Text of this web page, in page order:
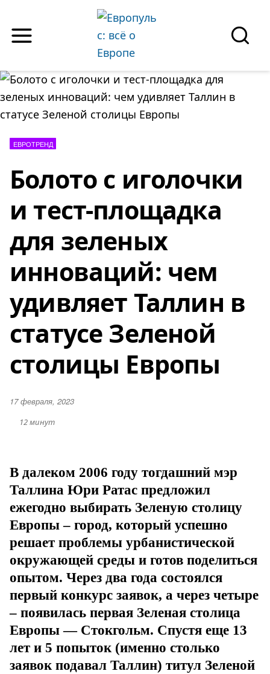
content
ЕВРОТРЕНД
Болото с иголочки
и тест-площадка
для зеленых
инноваций: чем
удивляет Таллин в
статусе Зеленой
столицы Европы
17 февраля, 2023
12 минут
В далеком 2006 году тогдашний мэр
Таллина Юри Ратас предложил
ежегодно выбирать Зеленую столицу
Европы – город, который успешно
решает проблемы урбанистической
окружающей среды и готов поделиться
опытом. Через два года состоялся
первый конкурс заявок, а через четыре
– появилась первая Зеленая столица
Европы — Стокгольм. Спустя еще 13
лет и 5 попыток (именно столько
заявок подавал Таллин) титул Зеленой